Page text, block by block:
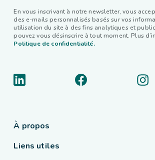
En vous inscrivant à notre newsletter, vous
des e-mails personnalisés basés sur vos
utilisation du site à des fins analytiques et
pouvez vous désinscrire à tout moment. Plus
Politique de confidentialité.
À propos
Liens utiles